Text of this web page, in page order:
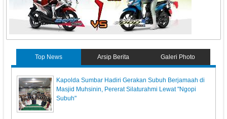
Top News Arsip Berita Galeri Photo
Kapolda Sumbar Hadiri Gerakan Subuh Berjamaah di
Masjid Muhsinin, Pererat Silaturahmi Lewat "Ngopi
Subuh"